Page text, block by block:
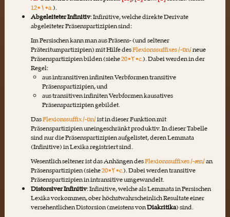
12•۱•a.).
Abgeleiteter Infinitiv: Infinitive, welche direkte Derivate
abgeleiteter Präsenspartizipien sind:
Im Persischen kann man aus Präsens- (und seltener
Präteritumpartizipien) mit Hilfe desFlexionssuffixes /-ɒn/neue
Präsenspartizipien bilden (siehe20•۲•c.). Dabei werden in der
Regel:
aus intransitiven infiniten Verbformen transitive
Präsenspartizipien, und
aus transitiven infiniten Verbformen kausatives
Präsenspartizipien gebildet.
DasFlexionssuffix /-ɒn/ist in dieser Funktion mit
Präsenspartizipien uneingeschränkt produktiv. In dieser Tabelle
sind nur die Präsenspartizipien aufgelistet, deren Lemmata
(Infinitive) in Lexika registriert sind.
Wesentlich seltener ist das Anhängen desFlexionssuffixes /-æn/an
Präsenspartizipien (siehe20•۲•c.). Dabei werden transitive
Präsenspartizipien in intransitive umgewandelt.
Distorsiver Infinitiv: Infinitive, welche als Lemmata in Persischen
Lexika vorkommen, ober höchstwahrscheinlich Resultate einer
versehentlichen Distorsion (meistens vonDiakritika) sind.